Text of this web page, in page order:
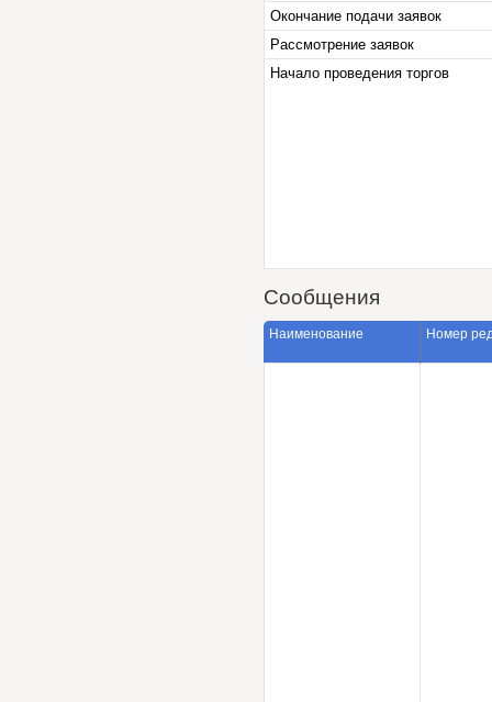
Окончание подачи заявок
Рассмотрение заявок
Начало проведения торгов
Сообщения
Наименование Номер